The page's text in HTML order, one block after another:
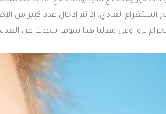
انستغرام العادي. إذ تم إدخال عدد كبير من
برو. وفي مقالنا هذا سوف نتحدث عن العديد